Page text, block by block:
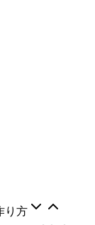
り方